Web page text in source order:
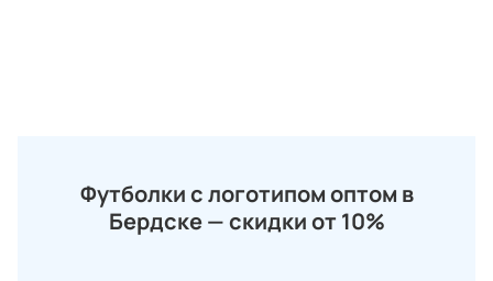
Футболки с логотипом оптом в
Бердске — скидки от 10%